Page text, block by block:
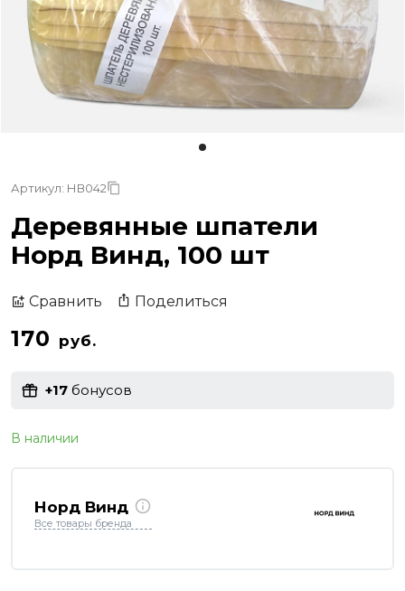
Артикул: НВ042
Деревянные шпатели
Норд Винд, 100 шт
Сравнить Поделиться
170 руб.
+17 бонусов
В наличии
Норд Винд
Все товары бренда